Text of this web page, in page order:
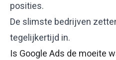
posities.
De slimste bedrijven
tegelijkertijd in.
Is Google Ads de moeite